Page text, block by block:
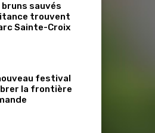
sauvés
trouvent
Sainte-Croix
festival
la frontière